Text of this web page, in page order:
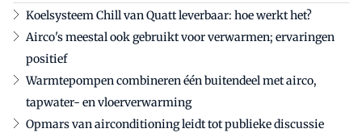
Koelsysteem Chill van Quatt leverbaar: hoe werkt het?
Airco's meestal ook gebruikt voor verwarmen; ervaringen
positief
Warmtepompen combineren één buitendeel met airco,
tapwater- en vloerverwarming
Opmars van airconditioning leidt tot publieke discussie